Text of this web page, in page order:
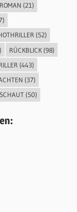
(21)
(52)
RÜCKBLICK(98)
(443)
(37)
(50)